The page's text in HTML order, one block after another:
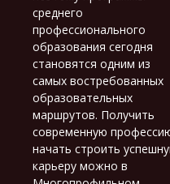
среднего
профессионального
образования сегодня
становятся одним из
самых востребованных
образовательных
маршрутов. Получить
современную
начать строить
карьеру можно в